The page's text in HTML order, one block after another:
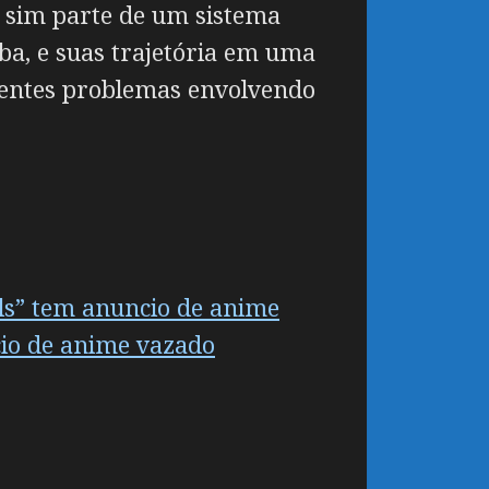
parte de um sistema
e suas trajetória em uma
problemas envolvendo
tem anuncio de anime
de anime vazado